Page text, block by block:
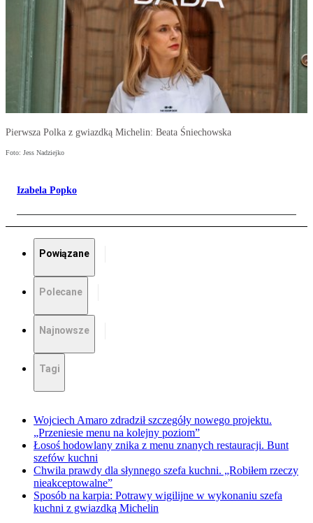
Pierwsza Polka z gwiazdką Michelin: Beata Śniechowska
Foto: Jess Nadziejko
Izabela Popko
Powiązane
Polecane
Najnowsze
Tagi
Wojciech Amaro zdradził szczegóły nowego projektu.
„Przeniesie menu na kolejny poziom”
Łosoś hodowlany znika z menu znanych restauracji. Bunt
szefów kuchni
Chwila prawdy dla słynnego szefa kuchni. „Robiłem rzeczy
nieakceptowalne”
Sposób na karpia: Potrawy wigilijne w wykonaniu szefa
kuchni z gwiazdką Michelin